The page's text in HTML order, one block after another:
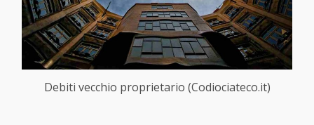
Debiti vecchio proprietario (Codiociateco.it)